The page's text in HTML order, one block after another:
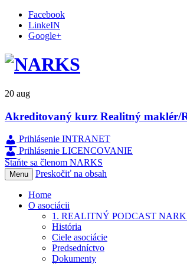
Facebook
LinkeIN
Google+
20 aug
Akreditovaný kurz Realitný maklér/
Prihlásenie INTRANET
Prihlásenie LICENCOVANIE
Staňte sa členom NARKS
Menu Preskočiť na obsah
Home
O asociácii
1. REALITNÝ PODCAST
História
Ciele asociácie
Predsedníctvo
Dokumenty